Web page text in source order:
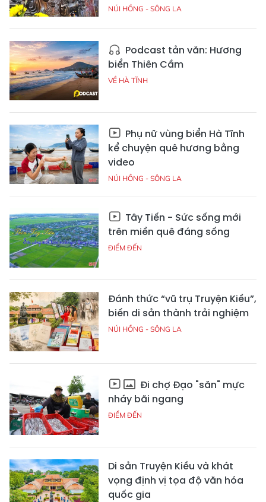
NÚI HỒNG - SÔNG LA
Podcast tản văn: Hương
biển Thiên Cầm
VỀ HÀ TĨNH
Phụ nữ vùng biển Hà Tĩnh
kể chuyện quê hương bằng
video
NÚI HỒNG - SÔNG LA
Tây Tiến - Sức sống mới
trên miền quê đáng sống
ĐIỂM ĐẾN
Đánh thức “vũ trụ Truyện Kiều”,
biến di sản thành trải nghiệm
NÚI HỒNG - SÔNG LA
Đi chợ Đạo "săn" mực
nháy bãi ngang
ĐIỂM ĐẾN
Di sản Truyện Kiều và khát
vọng định vị tọa độ văn hóa
quốc gia